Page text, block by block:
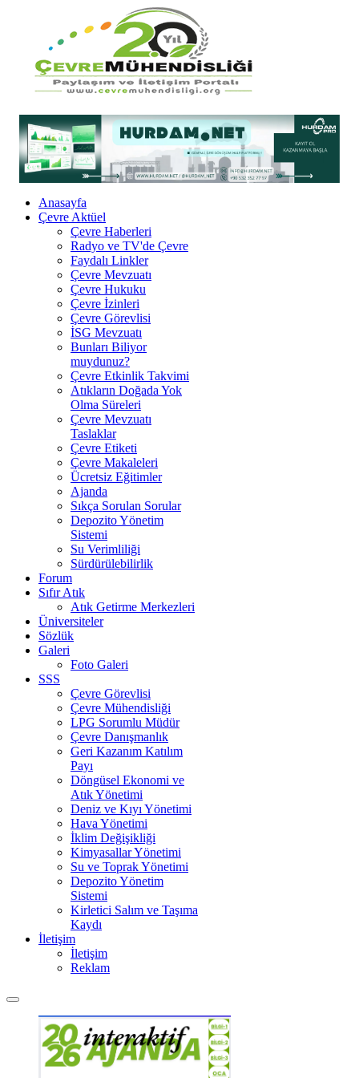
Anasayfa
Çevre Aktüel
Çevre Haberleri
Radyo ve TV'de Çevre
Faydalı Linkler
Çevre Mevzuatı
Çevre Hukuku
Çevre İzinleri
Çevre Görevlisi
İSG Mevzuatı
Bunları Biliyor
muydunuz?
Çevre Etkinlik Takvimi
Atıkların Doğada Yok
Olma Süreleri
Çevre Mevzuatı
Taslaklar
Çevre Etiketi
Çevre Makaleleri
Ücretsiz Eğitimler
Ajanda
Sıkça Sorulan Sorular
Depozito Yönetim
Sistemi
Su Verimliliği
Sürdürülebilirlik
Forum
Sıfır Atık
Atık Getirme Merkezleri
Üniversiteler
Sözlük
Galeri
Foto Galeri
SSS
Çevre Görevlisi
Çevre Mühendisliği
LPG Sorumlu Müdür
Çevre Danışmanlık
Geri Kazanım Katılım
Payı
Döngüsel Ekonomi ve
Atık Yönetimi
Deniz ve Kıyı Yönetimi
Hava Yönetimi
İklim Değişikliği
Kimyasallar Yönetimi
Su ve Toprak Yönetimi
Depozito Yönetim
Sistemi
Kirletici Salım ve Taşıma
Kaydı
İletişim
İletişim
Reklam